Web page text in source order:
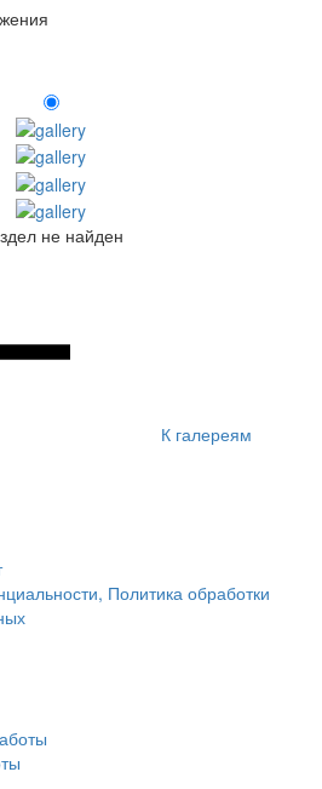
не найден
К галереям
Политика обработки